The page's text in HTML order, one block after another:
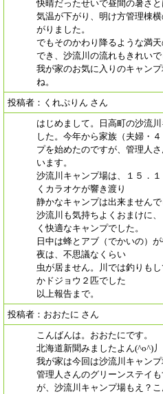
快晴だったせいで昼間の暑さ
気温が下がり、明け方管理棟
がりました。
でもそのかわり降るような満
でき、沙流川の流れもきれいで
我が家のお気に入りのキャン
ね。
投稿者：くれぷりん さん
はじめまして。日高町の沙流
した。今年から家族（夫婦・
プを始めたのですが、管理人
います。
沙流川キャンプ場は、１５．
くカラオケが響き渡り
静かなキャンプは出来ません
沙流川も気持ちよくおまけに
く快適なキャンプでした。
日中は蜂とアブ（でかいの）
夜は、不思議なくらい
虫が居ません。川では釣りも
かドジョウ２匹でした
以上報告まで。
投稿者：おおたに さん
こんばんは。おおたにです。
北海道新聞みましたよん(^o^)丿
我が家は今回は沙流川キャンプ
管理人さんのグリーンステイ
が、沙流川キャンプ場もえ？